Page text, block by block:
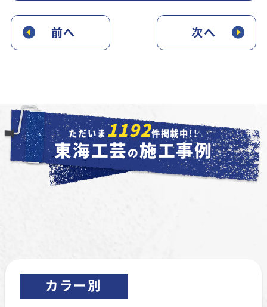
前へ 次へ
ただいま 1192件掲載中!!
東海工芸 の 施工事例
カラー別